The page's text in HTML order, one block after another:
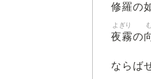
修羅の
夜霧
よぎり
の
ならば